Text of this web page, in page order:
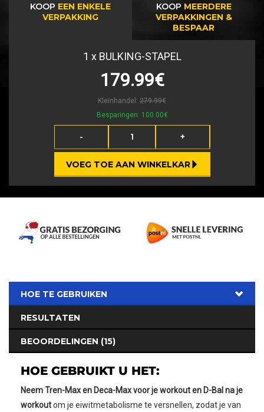
KOOP EEN ENKELE
VERPAKKING
KOOP MEERDERE
VERPAKKINGEN &
BESPAAR
1 x BULKING-STAPEL
179.99€
Kleinhandel: 279.99€
Besparingen: 100.00€
- +
VOEG TOE AAN WINKELKAR
HOE TE GEBRUIKEN
RESULTATEN
BEOORDELINGEN (15)
HOE GEBRUIKT U HET:
Neem Tren-Max en Deca-Max voor je workout en D-Bal na je
workoutom je eiwitmetabolisme te versnellen, zodat je van